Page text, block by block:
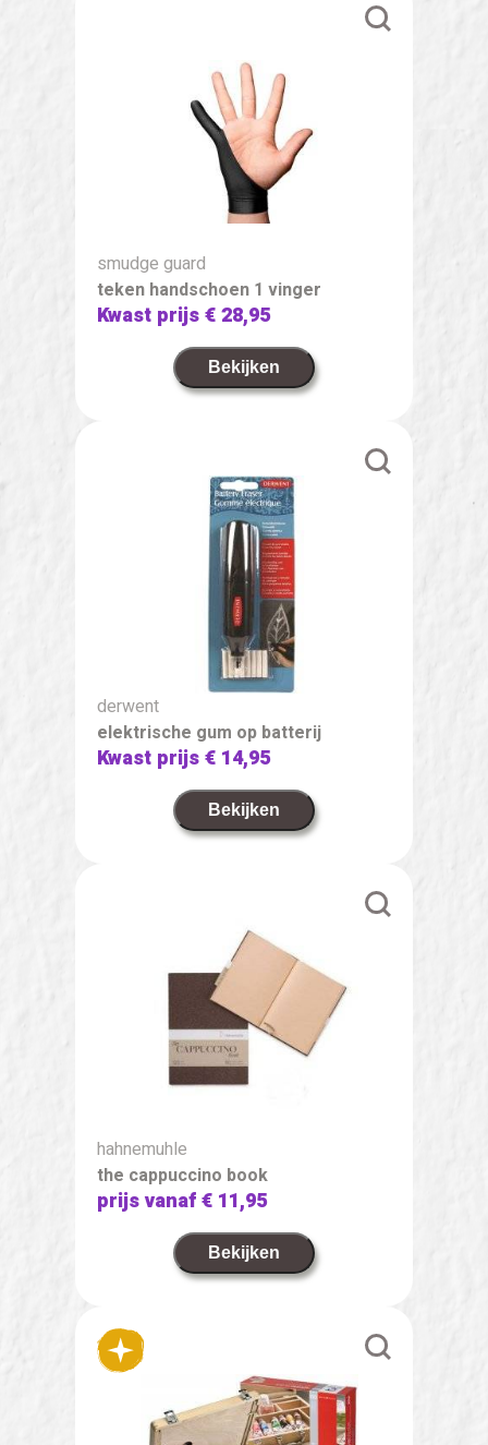
smudge guard
teken handschoen 1 vinger
Kwast prijs€ 28,95
Bekijken
derwent
elektrische gum op batterij
Kwast prijs€ 14,95
Bekijken
hahnemuhle
the cappuccino book
prijs vanaf€ 11,95
Bekijken